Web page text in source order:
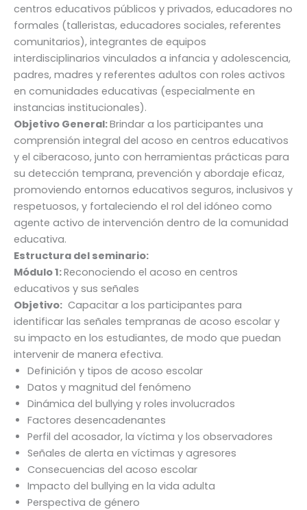
centros educativos públicos y privados, educadores no
formales (talleristas, educadores sociales, referentes
comunitarios), integrantes de equipos
interdisciplinarios vinculados a infancia y adolescencia,
padres, madres y referentes adultos con roles activos
en comunidades educativas (especialmente en
instancias institucionales).
Objetivo General:Brindar a los participantes una
comprensión integral del acoso en centros educativos
y el ciberacoso, junto con herramientas prácticas para
su detección temprana, prevención y abordaje eficaz,
promoviendo entornos educativos seguros, inclusivos y
respetuosos, y fortaleciendo el rol del idóneo como
agente activo de intervención dentro de la comunidad
educativa.
Estructura del seminario:
Módulo 1:Reconociendo el acoso en centros
educativos y sus señales
Objetivo: Capacitar a los participantes para
identificar las señales tempranas de acoso escolar y
su impacto en los estudiantes, de modo que puedan
intervenir de manera efectiva.
Definición y tipos de acoso escolar
Datos y magnitud del fenómeno
Dinámica del bullying y roles involucrados
Factores desencadenantes
Perfil del acosador, la víctima y los observadores
Señales de alerta en víctimas y agresores
Consecuencias del acoso escolar
Impacto del bullying en la vida adulta
Perspectiva de género